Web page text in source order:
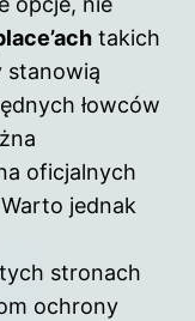
takich
stanowią
łowców
oficjalnych
jednak
stronach
ochrony